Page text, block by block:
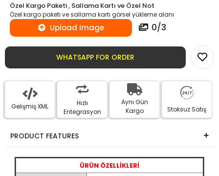
Özel Kargo Paketi , Sallama Kartı ve Özel Not
Özel kargo paketi ve sallama kartı görsel yükleme alanı
Upload Image 0/3
WHATSAPP FOR ORDER
Gelişmiş XML
Hızlı
Entegrasyon
Aynı Gün
Kargo
Stoksuz Satış
PRODUCT FEATURES
ÜRÜN ÖZELLİKLERİ